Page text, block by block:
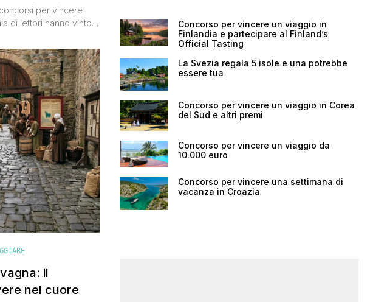
per vincere
di lettori hanno vinto
che difficilmente
aerea nazionale
che si chiama 'Really
il
nel cuore
Concorso per vincere un viaggio in
Finlandia e partecipare al Finland’s
Official Tasting
La Svezia regala 5 isole e una potrebbe
essere tua
Concorso per vincere un viaggio in Corea
del Sud e altri premi
Concorso per vincere un viaggio da
10.000 euro
Concorso per vincere una settimana di
vacanza in Croazia